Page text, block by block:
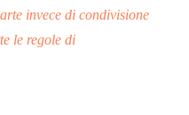
invece di condivisione
le regole di